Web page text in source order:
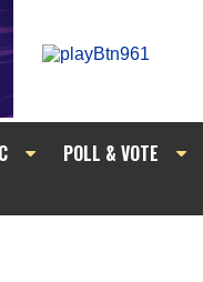
POLL & VOTE